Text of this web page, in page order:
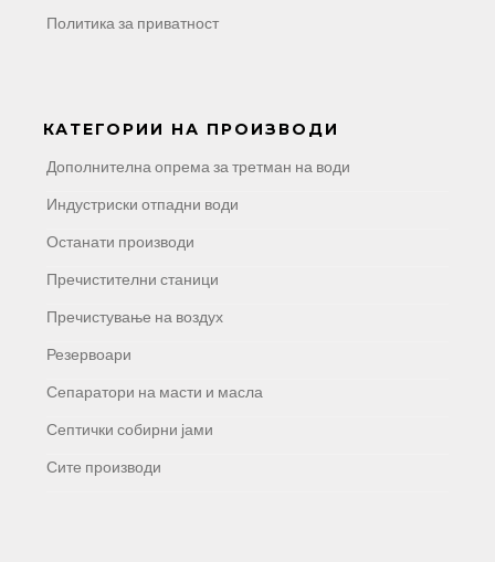
Политика за приватност
КАТЕГОРИИ НА ПРОИЗВОДИ
Дополнителна опрема за третман на води
Индустриски отпадни води
Останати производи
Пречистителни станици
Пречистување на воздух
Резервоари
Сепаратори на масти и масла
Септички собирни јами
Сите производи